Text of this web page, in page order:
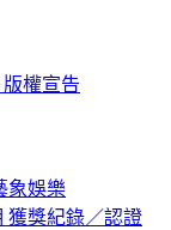
版權宣告
象娛樂
獲獎紀錄／認證